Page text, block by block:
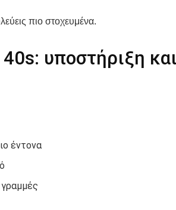
πιο στοχευμένα.
υποστήριξη και
έντονα